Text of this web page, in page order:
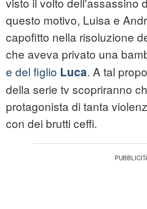
questo motivo, Luisa e
capofitto nella risoluzione
che aveva privato una
e del figlio Luca. A tal
della serie tv scopriranno
protagonista di tanta
con dei brutti ceffi.